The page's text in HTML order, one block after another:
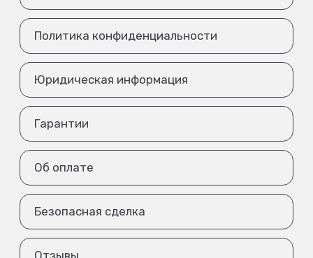
Политика конфиденциальности
Юридическая информация
Гарантии
Об оплате
Безопасная сделка